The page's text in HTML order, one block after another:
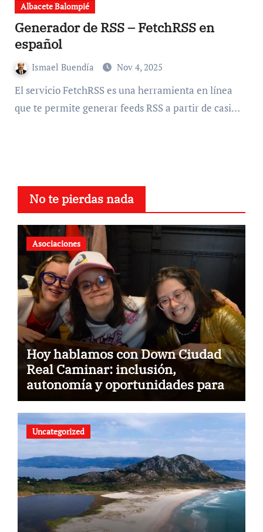
Albacete Balompié
Generador de RSS – FetchRSS en
español
Ismael Buendía Nov 4, 2025
El servicio FetchRSS es una herramienta en línea
que te permite generar feeds RSS a partir de casi…
No te pierdas nada
Asociaciones
Hoy hablamos con Down Ciudad
Real Caminar: inclusión,
autonomía y oportunidades para
construir un futuro sin barreras
Uncategorized